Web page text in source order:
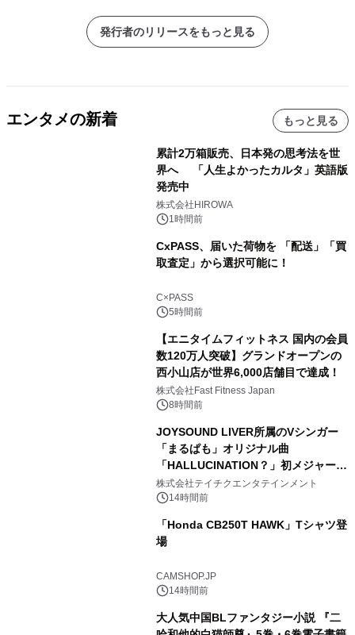
発行者のリリースをもっと見る
エンタメの新着 もっと見る
累計2万箱販売、日本発の思考法を世
界へ 「人生よかったカルタ」英語版
発売中
株式会社HIROWA
1時間前
CxPASS、届いた荷物を 「配送」「買
取査定」から選択可能に！
C×PASS
5時間前
【エニタイムフィットネス 国内の会員
数120万人突破】グランドオープンの
西小山店が世界6,000店舗目で達成！
株式会社Fast Fitness Japan
8時間前
JOYSOUND LIVER所属のVシンガー
「まるぱも」オリジナル曲
「HALLUCINATION？」初メジャー配
信リリース決定！
株式会社テイチクエンタテインメント
14時間前
「Honda CB250T HAWK」Tシャツ登
場
CAMSHOP.JP
14時間前
大人気中国BLファンタジー小説 『二